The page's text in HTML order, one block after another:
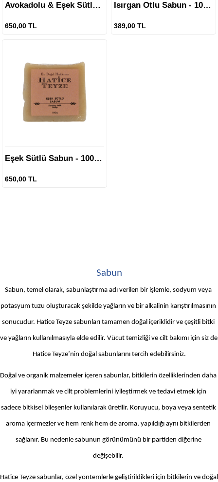
Avokadolu & Eşek Sütlü Sabun - 100 gr.
650,00 TL
Isırgan Otlu Sabun - 100 gr.
389,00 TL
Eşek Sütlü Sabun - 100 gr.
650,00 TL
Sabun
Sabun, temel olarak, sabunlaştırma adı verilen bir işlemle, sodyum veya
potasyum tuzu oluşturacak şekilde yağların ve bir alkalinin karıştırılmasının
sonucudur. Hatice Teyze sabunları tamamen doğal içeriklidir ve çeşitli bitki
ve yağların kullanılmasıyla elde edilir. Vücut temizliği ve cilt bakımı için siz de
Hatice Teyze’nin doğal sabunlarını tercih edebilirsiniz.
Doğal ve organik malzemeler içeren sabunlar, bitkilerin özelliklerinden daha
iyi yararlanmak ve cilt problemlerini iyileştirmek ve tedavi etmek için
sadece bitkisel bileşenler kullanılarak üretilir. Koruyucu, boya veya sentetik
aroma içermezler ve hem renk hem de aroma, yapıldığı aynı bitkilerden
sağlanır. Bu nedenle sabunun görünümünü bir partiden diğerine
değişebilir.
Hatice Teyze sabunlar, özel yöntemlerle geliştirildikleri için bitkilerin ve doğal